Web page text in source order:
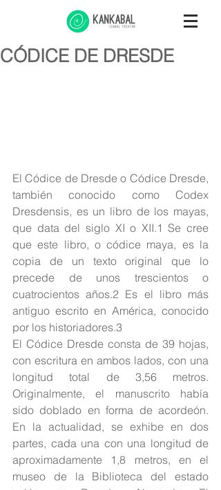
CÓDICE DE DRESDE
El Códice de Dresde o Códice Dresde,
también conocido como Codex
Dresdensis, es un libro de los mayas,
que data del siglo XI o XII.1​ Se cree
que este libro, o códice maya, es la
copia de un texto original que lo
precede de unos trescientos o
cuatrocientos años.2​ Es el libro más
antiguo escrito en América, conocido
por los historiadores.3​
El Códice Dresde consta de 39 hojas,
con escritura en ambos lados, con una
longitud total de 3,56 metros.
Originalmente, el manuscrito había
sido doblado en forma de acordeón.
En la actualidad, se exhibe en dos
partes, cada una con una longitud de
aproximadamente 1,8 metros, en el
museo de la Biblioteca del estado